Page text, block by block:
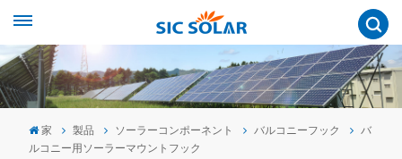
家 製品 ソーラーコンポーネント バルコニーフック
バ
ルコニー用ソーラーマウントフック